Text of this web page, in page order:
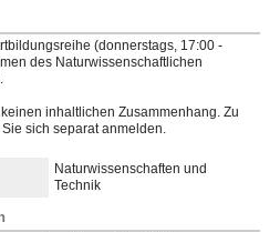
(donnerstags, 17:00 -
des Naturwissenschaftlichen
inhaltlichen Zusammenhang. Zu
sich separat anmelden.
Naturwissenschaften und
Technik